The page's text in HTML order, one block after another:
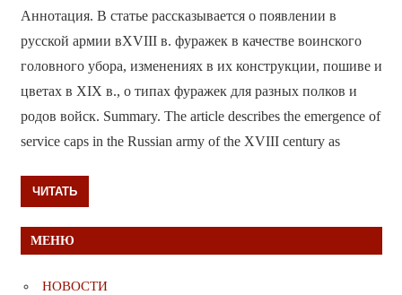
Аннотация. В статье рассказывается о появлении в
русской армии вXVIII в. фуражек в качестве воинского
головного убора, изменениях в их конструкции, пошиве и
цветах в XIX в., о типах фуражек для разных полков и
родов войск. Summary. The article describes the emergence of
service caps in the Russian army of the XVIII century as
ЧИТАТЬ
МЕНЮ
НОВОСТИ